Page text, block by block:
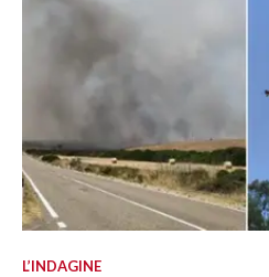
L’INDAGINE